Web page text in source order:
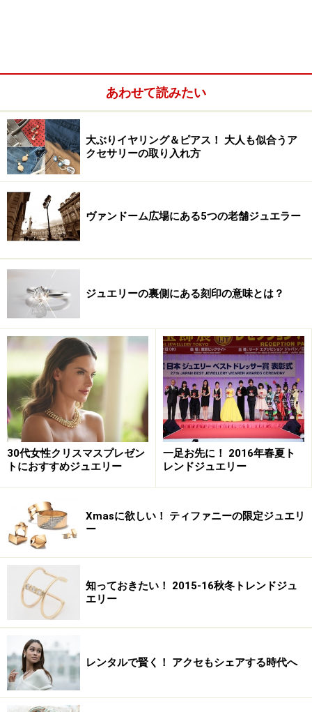
ティファニー T ワイヤーリング（ホワイトゴールド、,ダイ
ヤモンド） 20万5,000円（税抜）／Tiffany & Co.（ティファ
ホワイトデーのお返しにおすすめのティファニーのジュ
エリーは、最新コレクション「ティファニーT」。「テ
ィファニー T」とは、ティファニーのデザインディレク
ターに新しく就任したフランチェスカ・アムフィテアト
ロフ氏が手掛ける初めてのコレクションです。ティファ
ニーの新時代を象徴するアイコンともいえるこのコレク
ションは、力強くグラフィカルな魅力を持つ文字であ
る“T”のクリーンなラインに注目し、NYのパワー、エネ
ルギー、大胆さを表現しています。モダンでシンプル、
かつ洗練されたデザインは親しみやすく、どんなスタイ
ルにもマッチします。一つでも重ねづけでも楽しむこと
ができ、自由なスタイリングで自分らしさを表現するこ
とが可能です。
こちらのリングは、煌びやかなダイヤモンドがセッティ
ングされており、上品な中にもモダンさを感じさせる逸
品。
次のページ
では、ホワイトデーにおすすめのブレスレッ
トとペンダントをご紹介します。
あわせて読みたい
大ぶりイヤリング＆ピアス！ 大人も似合うア
クセサリーの取り入れ方
ヴァンドーム広場にある5つの老舗ジュエラー
ジュエリーの裏側にある刻印の意味とは？
30代女性クリスマスプレゼン
トにおすすめジュエリー
一足お先に！ 2016年春夏ト
レンドジュエリー
Xmasに欲しい！ ティファニーの限定ジュエリ
ー
知っておきたい！ 2015-16秋冬トレンドジュ
エリー
レンタルで賢く！ アクセもシェアする時代へ